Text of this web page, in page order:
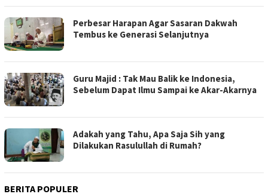
Perbesar Harapan Agar Sasaran Dakwah
Tembus ke Generasi Selanjutnya
Guru Majid : Tak Mau Balik ke Indonesia,
Sebelum Dapat Ilmu Sampai ke Akar-Akarnya
Adakah yang Tahu, Apa Saja Sih yang
Dilakukan Rasulullah di Rumah?
BERITA POPULER